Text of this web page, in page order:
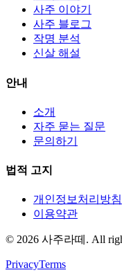
사주 이야기
사주 블로그
작명 분석
신살 해설
안내
소개
자주 묻는 질문
문의하기
법적 고지
개인정보처리방침
이용약관
© 2026 사주라떼. All
PrivacyTerms